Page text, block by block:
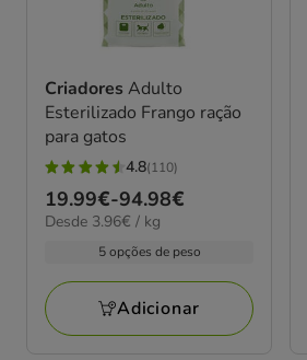
Criadores Adulto
Esterilizado Frango ração
para gatos
4.8
estrelas
com
avaliações
4.8(110)
Preço
de
19.99€
94.98€
19.99€-94.98€
3.96€
Desde 3.96€ / kg
5 opções de peso
Adicionar